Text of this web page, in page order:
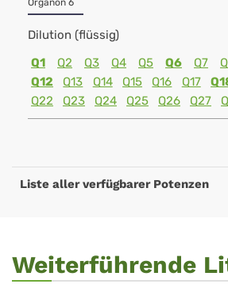
Organon 6
Dilution (flüssig)
Q1
Q2 Q3 Q4 Q5 Q6 Q7
Q12
Q13 Q14 Q15 Q16 Q17
Q22
Q23 Q24 Q25 Q26 Q27
Liste aller verfügbarer Potenzen
Weiterführende